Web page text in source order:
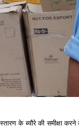
के ब्यौरे की समीक्षा